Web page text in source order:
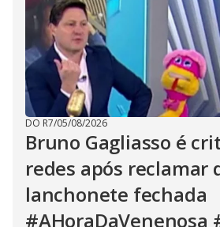
DO R7/05/08/2026
Bruno Gagliasso é
redes após reclamar
lanchonete fechada
#AHoraDaVenenosa